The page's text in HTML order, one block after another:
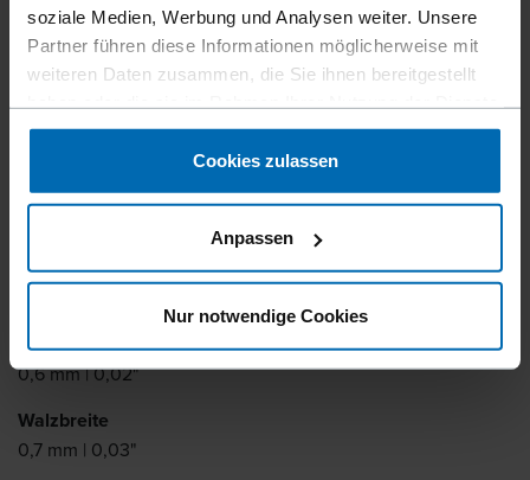
soziale Medien, Werbung und Analysen weiter. Unsere
Partner führen diese Informationen möglicherweise mit
weiteren Daten zusammen, die Sie ihnen bereitgestellt
gesammelt haben.
Cookies zulassen
Anpassen
Nur notwendige Cookies
Befestigungsmittel ///Klammern///Standard­klammern//
Feindraht­klammern
BECK SP 3020
Ähnlich wie
Schenkellänge
Walzstärke
0,6 mm | 0,02"
Walzbreite
0,7 mm | 0,03"